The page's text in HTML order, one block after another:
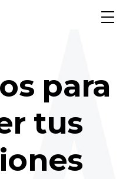
para
tus